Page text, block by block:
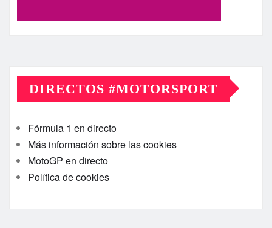
DIRECTOS #MOTORSPORT
Fórmula 1 en directo
Más información sobre las cookies
MotoGP en directo
Política de cookies